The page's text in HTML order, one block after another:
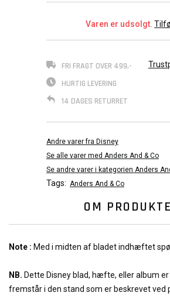
Varen er udsolgt.
FRI FRAGT OVER 499,-
HURTIG LEVERING
14 DAGES RETURRET
Andre varer fra Disney
Se alle varer med Anders And & Co
Se andre varer i kategorien Anders
Tags: Anders And & Co
OM
Note : Med i midten af bladet indhæftet
NB. Dette Disney blad, hæfte, eller album
fremstår i den stand som er beskrevet ved